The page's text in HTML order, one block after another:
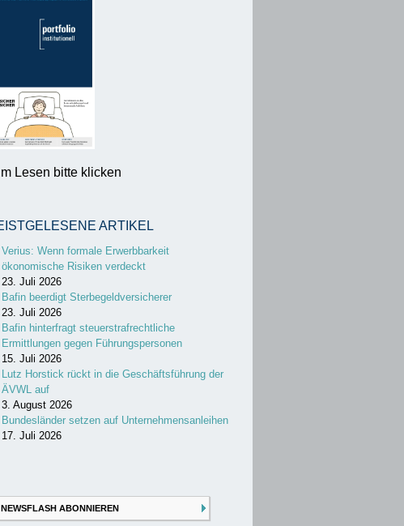
Lesen bitte klicken
ARTIKEL
Verius: Wenn formale Erwerbbarkeit
ökonomische Risiken verdeckt
23. Juli 2026
Bafin beerdigt Sterbegeldversicherer
23. Juli 2026
Bafin hinterfragt steuerstrafrechtliche
Ermittlungen gegen Führungspersonen
15. Juli 2026
Lutz Horstick rückt in die Geschäftsführung der
ÄVWL auf
3. August 2026
Bundesländer setzen auf Unternehmensanleihen
17. Juli 2026
NEWSFLASH ABONNIEREN